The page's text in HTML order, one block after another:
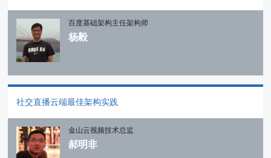
百度基础架构主任架构师
杨毅
社交直播云端最佳架构实践
金山云视频技术总监
郝明非